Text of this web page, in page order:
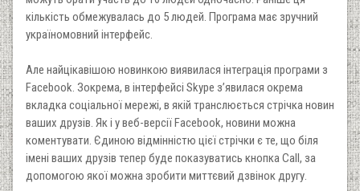
кількість обмежувалась до 5 людей. Програма має зручний
україномовний інтерфейс.
Але найцікавішою новинкою виявилася інтеграція програми з
Facebook. Зокрема, в інтерфейсі Skype з’явилася окрема
вкладка соціальної мережі, в якій транслюється стрічка новин
ваших друзів. Як і у веб-версії Facebook, новини можна
коментувати. Єдиною відмінністю цієї стрічки є те, що біля
імені ваших друзів тепер буде показуватись кнопка Call, за
допомогою якої можна зробити миттєвий дзвінок другу.